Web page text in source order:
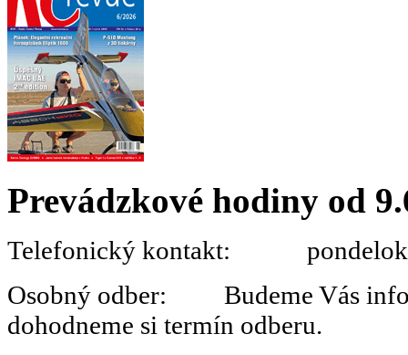
Prevádzkové hodiny od
Telefonický kontakt:
Osobný odber: Budeme Vás
dohodneme si termín odberu.